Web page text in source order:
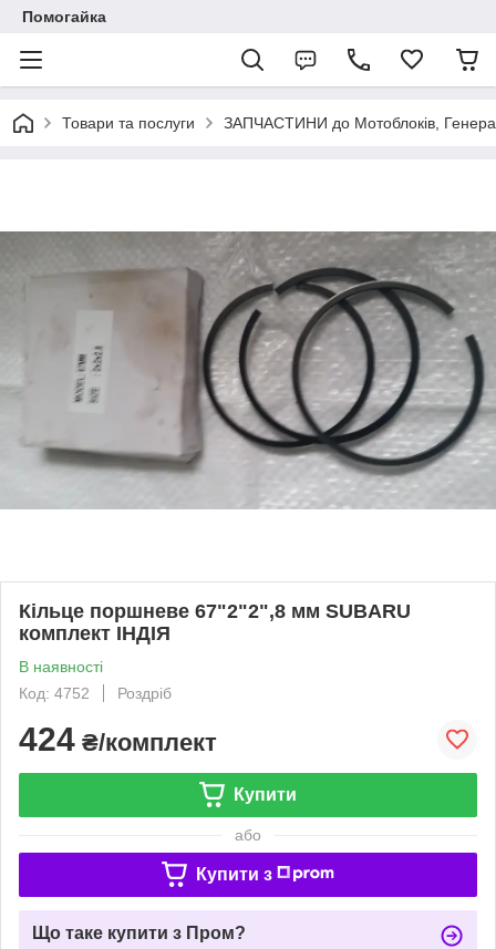
Помогайка
Товари та послуги ЗАПЧАСТИНИ до Мотоблоків,
Кільце поршневе 67"2"2",8 мм SUBARU
комплект ІНДІЯ
В наявності
Код: 4752
Роздріб
424 ₴/комплект
Купити
або
Купити з
Що таке купити з Пром?